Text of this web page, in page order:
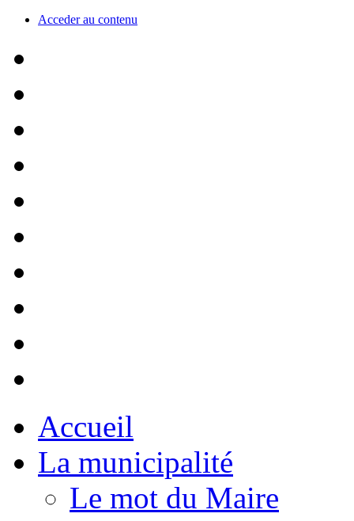
Acceder au contenu
Accueil
La municipalité
Le mot du Maire